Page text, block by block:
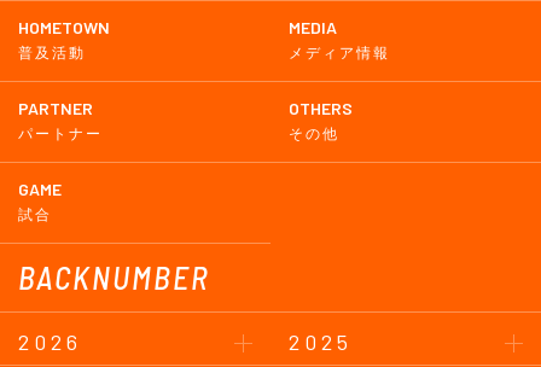
HOMETOWN
普及活動
MEDIA
メディア情報
PARTNER
パートナー
OTHERS
その他
GAME
試合
BACKNUMBER
2026
2025